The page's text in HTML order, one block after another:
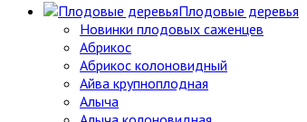
Плодовые деревья
Новинки плодовых саженцев
Абрикос
Абрикос колоновидный
Айва крупноплодная
Алыча